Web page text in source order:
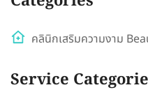
คลินิกเสริมความงาม
Service